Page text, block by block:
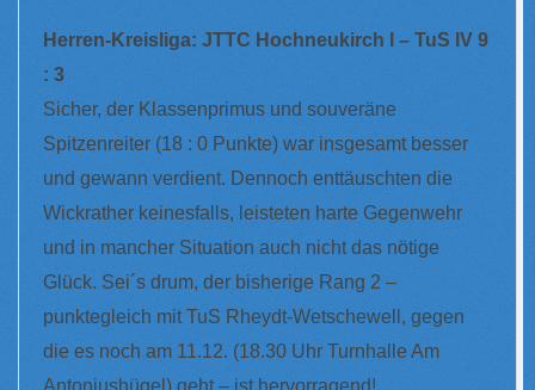
Herren-Kreisliga: JTTC Hochneukirch I – TuS IV 9
: 3
Sicher, der Klassenprimus und souveräne
Spitzenreiter (18 : 0 Punkte) war insgesamt besser
und gewann verdient. Dennoch enttäuschten die
Wickrather keinesfalls, leisteten harte Gegenwehr
und in mancher Situation auch nicht das nötige
Glück. Sei´s drum, der bisherige Rang 2 –
punktegleich mit TuS Rheydt-Wetschewell, gegen
die es noch am 11.12. (18.30 Uhr Turnhalle Am